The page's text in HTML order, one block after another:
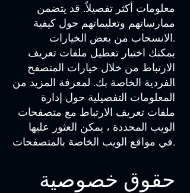
معلومات أكثر تفصيلاً. قد يتضمن
ممارساتهم وتعليماتهم حول كيفية
الانسحاب من بعض الخيارات.
يمكنك اختيار تعطيل ملفات تعريف
الارتباط من خلال خيارات المتصفح
الفردية الخاصة بك. لمعرفة المزيد من
المعلومات التفصيلية حول إدارة
ملفات تعريف الارتباط مع متصفحات
الويب المحددة ، يمكن العثور عليها
في مواقع الويب الخاصة بالمتصفحات.
حقوق خصوصية